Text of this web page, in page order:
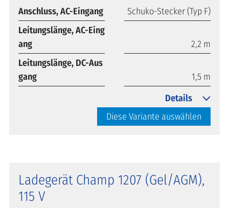
Anschluss, AC-Eingang
Schuko-Stecker (Typ F)
Leitungslänge, AC-Eing
ang
2,2 m
Leitungslänge, DC-Aus
gang
1,5 m
Diese Variante auswählen
Details
Ladegerät Champ 1207 (Gel/AGM),
115 V